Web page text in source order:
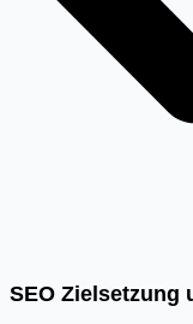
SEO Zielsetzung